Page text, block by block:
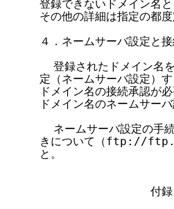
登録できないドメイン名
その他の詳細は指定の都度
４．ネームサーバ設定と
登録されたドメイン名
定（ネームサーバ設定）
ドメイン名の接続承認が
ドメイン名のネームサー
ネームサーバ設定の手
きについて（ftp://
と。
付録